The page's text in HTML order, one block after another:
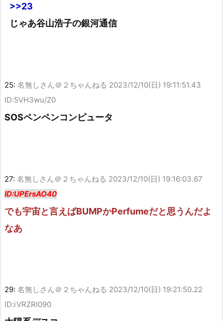
>>23
じゃあ谷山浩子の銀河通信
25: 名無しさん＠２ちゃんねる 2023/12/10(日) 19:11:51.43
ID:5VH3wu/Z0
SOSペンペンコンピュータ
27: 名無しさん＠２ちゃんねる 2023/12/10(日) 19:16:03.67
ID:UPErsAO40
でも宇宙と言えばBUMPかPerfumeだと思うんだよ
なあ
29: 名無しさん＠２ちゃんねる 2023/12/10(日) 19:21:50.22
ID:iVRZRI090